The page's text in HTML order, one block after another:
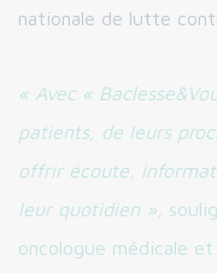
nationale de lutte
« Avec «
patients, de leurs
offrir écoute,
leur quotidien »,
oncologue médicale et